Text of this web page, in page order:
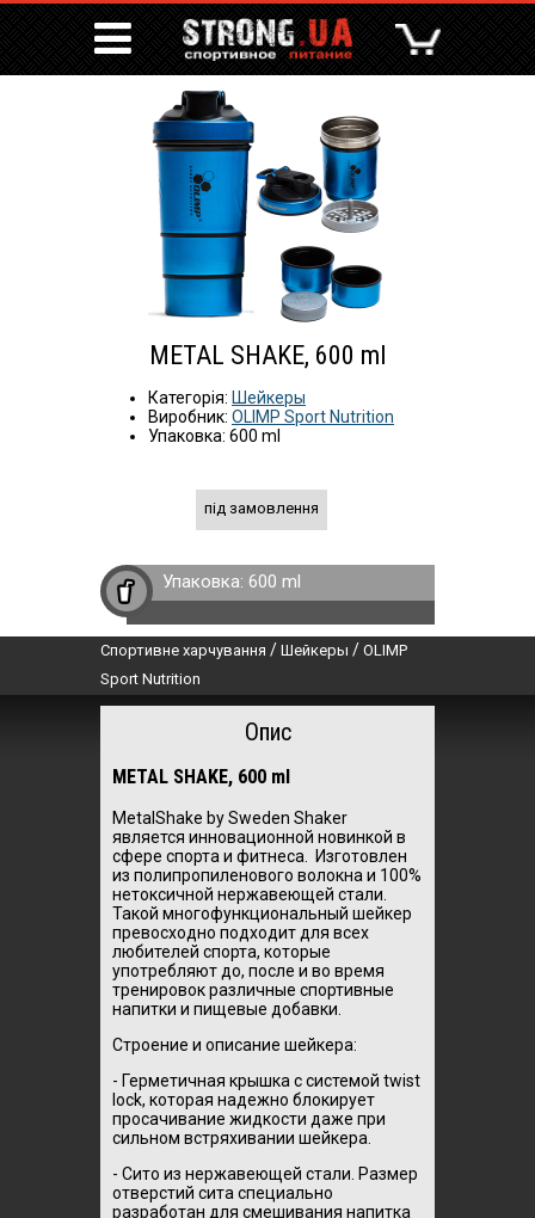
METAL SHAKE, 600 ml
Категорія: Шейкеры
Виробник: OLIMP Sport Nutrition
Упаковка: 600 ml
під замовлення
Упаковка: 600 ml
Спортивне харчування / Шейкеры / OLIMP
Sport Nutrition
Опис
METAL SHAKE, 600 ml
MetalShake by Sweden Shaker
является инновационной новинкой в
сфере спорта и фитнеса. Изготовлен
из полипропиленового волокна и 100%
нетоксичной нержавеющей стали.
Такой многофункциональный шейкер
превосходно подходит для всех
любителей спорта, которые
употребляют до, после и во время
тренировок различные спортивные
напитки и пищевые добавки.
Строение и описание шейкера:
- Герметичная крышка с системой twist
lock, которая надежно блокирует
просачивание жидкости даже при
сильном встряхивании шейкера.
- Сито из нержавеющей стали. Размер
отверстий сита специально
разработан для смешивания напитка